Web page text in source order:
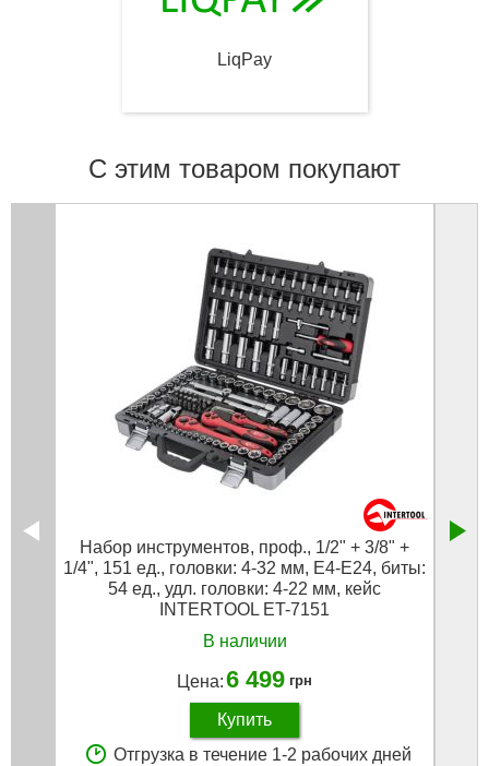
LiqPay
С этим товаром покупают
Набор инструментов, проф., 1/2" + 3/8" +
1/4", 151 ед., головки: 4-32 мм, E4-E24, биты:
54 ед., удл. головки: 4-22 мм, кейс
INTERTOOL ET-7151
В наличии
Цена:6 499 грн
Купить
Отгрузка в течение 1-2 рабочих дней